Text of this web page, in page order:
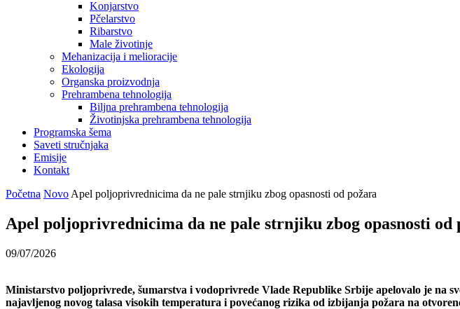
Konjarstvo
Pčelarstvo
Ribarstvo
Male životinje
Mehanizacija i melioracije
Ekologija
Organska proizvodnja
Prehrambena tehnologija
Biljna prehrambena tehnologija
Životinjska prehrambena tehnologija
Programska šema
Saveti stručnjaka
Emisije
Kontakt
Početna Novo Apel poljoprivrednicima da ne pale strnjiku zbog opasnosti od požara
Apel poljoprivrednicima da ne pale strnjiku zbog opasnosti od
09/07/2026
Ministarstvo poljoprivrede, šumarstva i vodoprivrede Vlade Republike Srbije apelovalo je na
najavljenog novog talasa visokih temperatura i povećanog rizika od izbijanja požara na